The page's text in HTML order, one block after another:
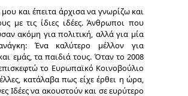
και έπειτα άρχισα να γνωρίζω και
με τις ίδιες ιδέες. Άνθρωποι που
ακόμη για πολιτική, αλλά για μία
Ένα καλύτερο μέλλον για
εμάς, τα παιδιά τους. Όταν το 2008
το Ευρωπαϊκό Κοινοβούλιο
κατάλαβα πως είχε έρθει η ώρα,
Ιδέες να ακουστούν και σε ευρύτερο